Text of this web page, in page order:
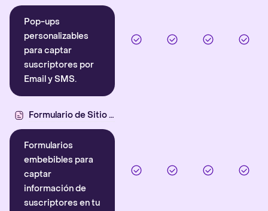
Pop-ups
personalizables
para captar
suscriptores por
Email y SMS.
Formulario de Sitio Web
Formularios
embebibles para
captar
información de
suscriptores en tu